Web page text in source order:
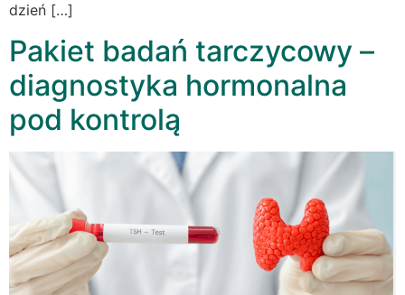
dzień […]
Pakiet badań tarczycowy –
diagnostyka hormonalna
pod kontrolą